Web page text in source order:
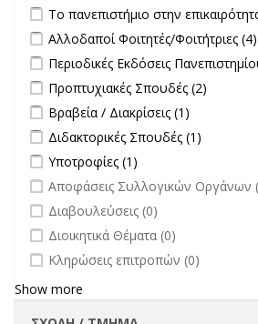
Apply Το πανεπιστήμιο στην
Το πανεπιστήμιο στην
Apply Αλλοδαποί Φοιτητές/
Αλλοδαποί Φοιτητές/Φοιτήτριες (4)
Apply Περιοδικές Εκδόσεις
Περιοδικές Εκδόσεις
Apply Προπτυχιακές Σπουδές filter
Προπτυχιακές Σπουδές (2)
Apply Βραβεία / Διακρίσεις filter
Βραβεία / Διακρίσεις (1)
Apply Διδακτορικές Σπουδές filter
Διδακτορικές Σπουδές (1)
Apply Υποτροφίες filter
Υποτροφίες (1)
undefined
Αποφάσεις Συλλογικών Οργάνων
undefined
Διαβουλεύσεις (0)
undefined
Διοικητικά Θέματα (0)
undefined
Κληρώσεις επιτροπών (0)
Show more